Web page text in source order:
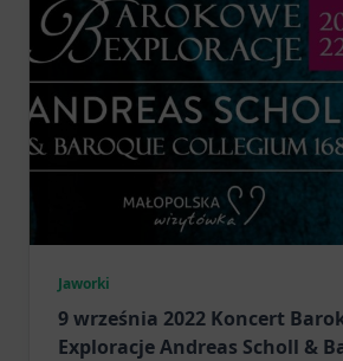
Jaworki
9 września 2022 Koncert
Exploracje Andreas Scholl &